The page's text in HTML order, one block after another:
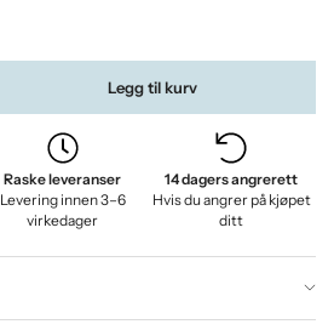
Legg til kurv
Raske leveranser
Levering innen 3–6
virkedager
14 dagers angrerett
Hvis du angrer på kjøpet
ditt